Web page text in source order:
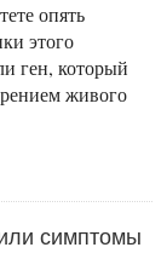
опять
этого
ген, который
живого
симптомы